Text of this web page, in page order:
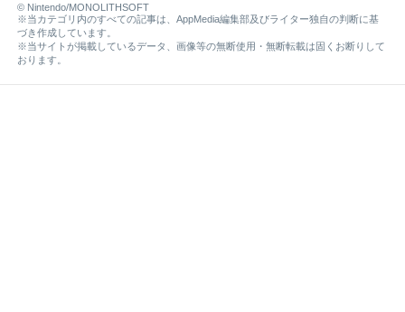
© Nintendo/MONOLITHSOFT
※当カテゴリ内のすべての記事は、AppMedia編集部及びライター独自の判断に基
づき作成しています。
※当サイトが掲載しているデータ、画像等の無断使用・無断転載は固くお断りして
おります。